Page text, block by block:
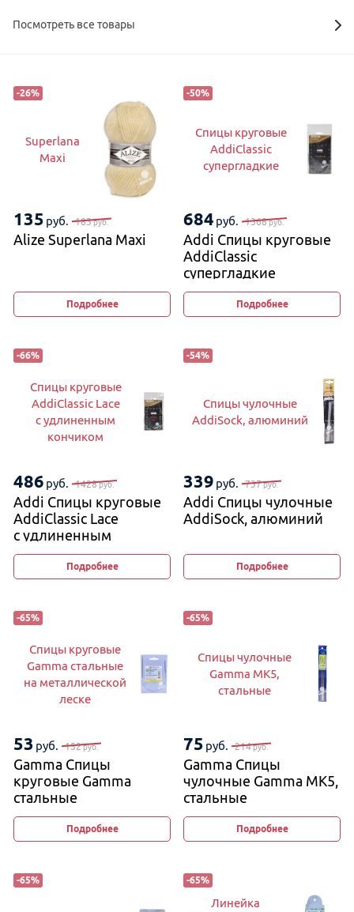
Посмотреть все товары
-26%
Superlana
Maxi
135 руб. 183руб.
Alize Superlana Maxi
Подробнее
-50%
Спицы круговые
AddiClassic
супергладкие
684 руб. 1368руб.
Addi Спицы круговые
AddiClassic
супергладкие
Подробнее
-66%
Спицы круговые
AddiClassic Lace
с удлиненным
кончиком
486 руб. 1428руб.
Addi Спицы круговые
AddiClassic Lace
с удлиненным
кончиком
Подробнее
-54%
Спицы чулочные
AddiSock, алюминий
339 руб. 737руб.
Addi Спицы чулочные
AddiSock, алюминий
Подробнее
-65%
Спицы круговые
Gamma стальные
на металлической
леске
53 руб. 152руб.
Gamma Спицы
круговые Gamma
стальные
на металлической
Подробнее
-65%
Спицы чулочные
Gamma MK5,
стальные
75 руб. 214руб.
Gamma Спицы
чулочные Gamma MK5,
стальные
Подробнее
-65% -65%
Линейка